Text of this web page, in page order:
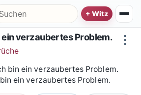
nach:
⋮
ein verzaubertes Problem.
ein verzaubertes Problem.